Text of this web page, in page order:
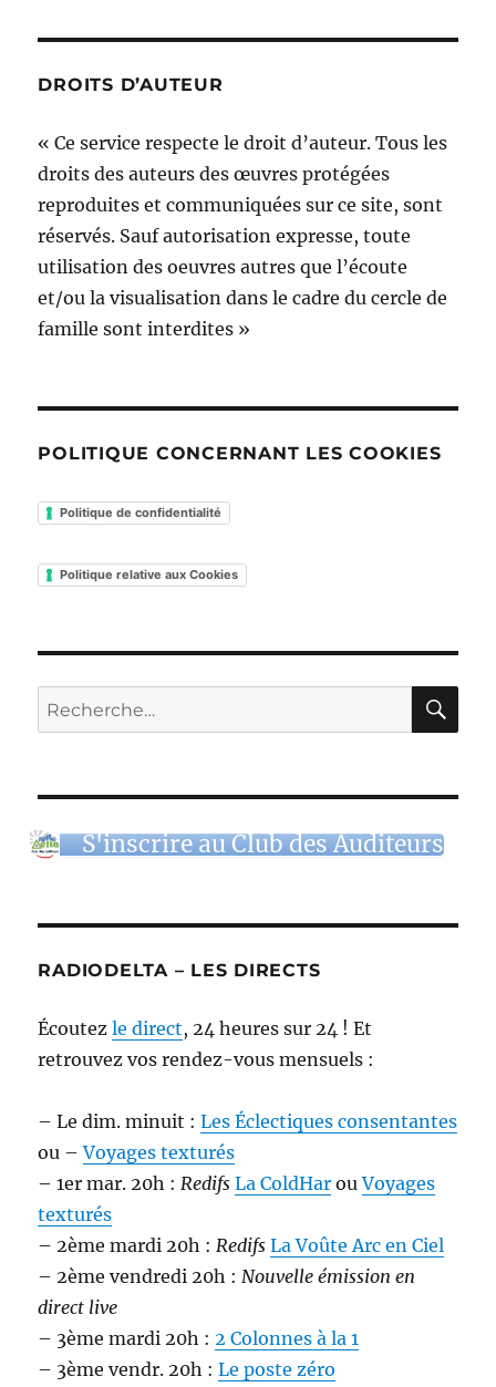
DROITS D’AUTEUR
« Ce service respecte le droit d’auteur. Tous les
droits des auteurs des œuvres protégées
reproduites et communiquées sur ce site, sont
réservés. Sauf autorisation expresse, toute
utilisation des oeuvres autres que l’écoute
et/ou la visualisation dans le cadre du cercle de
famille sont interdites »
POLITIQUE CONCERNANT LES COOKIES
Politique de confidentialité
Politique relative aux Cookies
Recherche
pour :
S'inscrire au Club des Auditeurs
RADIODELTA – LES DIRECTS
Écoutezle direct, 24 heures sur 24 ! Et
retrouvez vos rendez-vous mensuels :
– Le dim. minuit :Les Éclectiques consentantes
ou –Voyages texturés
– 1er mar. 20h : Redifs La ColdHar ouVoyages
texturés
– 2ème mardi 20h : Redifs La Voûte Arc en Ciel
– 2ème vendredi 20h : Nouvelle émission en
direct live
– 3ème mardi 20h : 2 Colonnes à la 1
– 3ème vendr. 20h :Le poste zéro